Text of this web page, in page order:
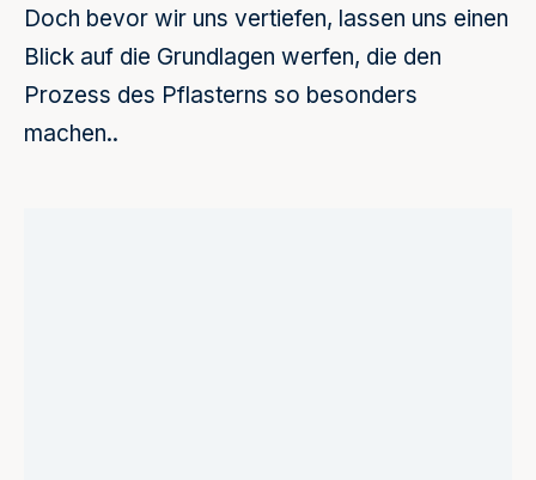
Doch bevor wir uns vertiefen, lassen uns einen
Blick auf die Grundlagen werfen, die den
Prozess des Pflasterns so besonders
machen..